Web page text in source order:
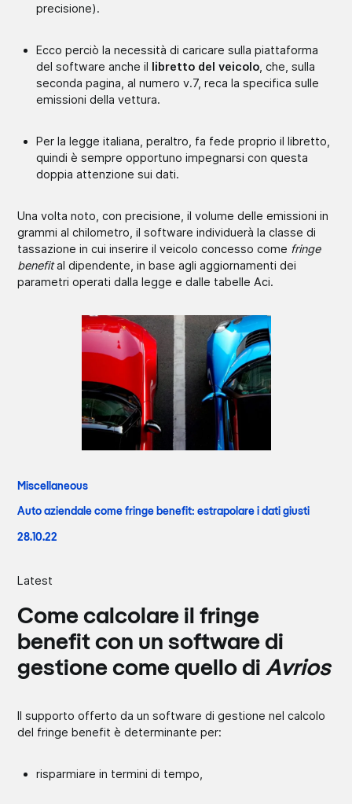
precisione).
Ecco perciò la necessità di caricare sulla piattaforma
del software anche il libretto del veicolo , che, sulla
seconda pagina, al numero v.7, reca la specifica sulle
emissioni della vettura.
Per la legge italiana, peraltro, fa fede proprio il libretto,
quindi è sempre opportuno impegnarsi con questa
doppia attenzione sui dati.
Una volta noto, con precisione, il volume delle emissioni in
grammi al chilometro, il software individuerà la classe di
tassazione in cui inserire il veicolo concesso come fringe
benefital dipendente, in base agli aggiornamenti dei
parametri operati dalla legge e dalle tabelle Aci.
Miscellaneous
Auto aziendale come fringe benefit: estrapolare i dati giusti
28.10.22
Latest
Come calcolare il fringe
benefit con un software di
gestione come quello diAvrios
Il supporto offerto da un software di gestione nel calcolo
del fringe benefit è determinante per:
risparmiare in termini di tempo,